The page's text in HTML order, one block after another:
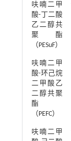
呋喃二甲
酸-丁二酸
乙二醇共
聚酯
（PESuF）
呋喃二甲
酸-环己烷
二甲酸乙
二醇共聚
酯
（PEFC）
呋喃二甲